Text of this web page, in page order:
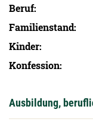
Beruf
Familien­stand
Kinder
Konfession
Ausbildung,